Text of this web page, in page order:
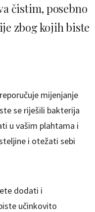
čistim, posebno
zbog kojih biste
mijenjanje
se riješili bakterija
u vašim plahtama i
i otežati sebi
dodati i
učinkovito